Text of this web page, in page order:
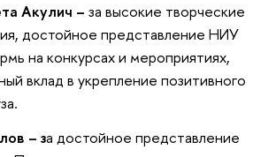
Акулич – за высокие творческие
достойное представление НИУ
на конкурсах и мероприятиях,
вклад в укрепление позитивного
– за достойное представление